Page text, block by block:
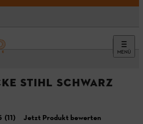
MENÜ
STIHL Schwarz
(11) Jetzt Produkt bewerten